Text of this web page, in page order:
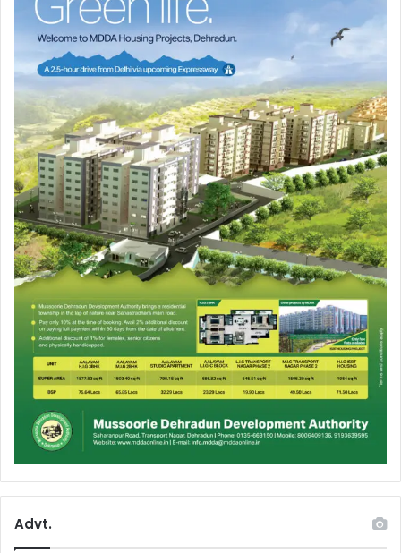
Advt.